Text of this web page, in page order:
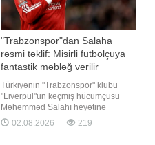
"Trabzonspor"dan Salaha
rəsmi təklif: Misirli futbolçuya
fantastik məbləğ verilir
Türkiyənin "Trabzonspor" klubu
"Liverpul"un keçmiş hücumçusu
Məhəmməd Salahı heyətinə
qatmaq üçün rəsmi təklif irəli sürüb.
xəbər verir ki, bu barədə məlumatı
02.08.2026 219